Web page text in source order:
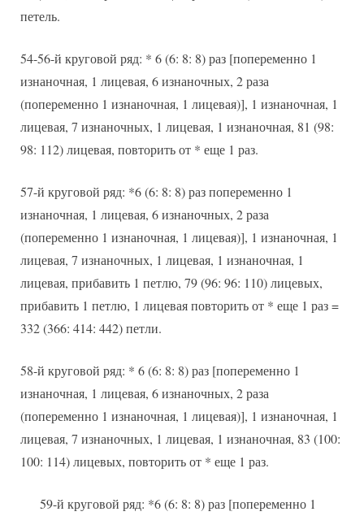
петель.
54-56-й круговой ряд: * 6 (6: 8: 8) раз [попеременно 1
изнаночная, 1 лицевая, 6 изнаночных, 2 раза
(попеременно 1 изнаночная, 1 лицевая)], 1 изнаночная, 1
лицевая, 7 изнаночных, 1 лицевая, 1 изнаночная, 81 (98:
98: 112) лицевая, повторить от * еще 1 раз.
57-й круговой ряд: *6 (6: 8: 8) раз попеременно 1
изнаночная, 1 лицевая, 6 изнаночных, 2 раза
(попеременно 1 изнаночная, 1 лицевая)], 1 изнаночная, 1
лицевая, 7 изнаночных, 1 лицевая, 1 изнаночная, 1
лицевая, прибавить 1 петлю, 79 (96: 96: 110) лицевых,
прибавить 1 петлю, 1 лицевая повторить от * еще 1 раз =
332 (366: 414: 442) петли.
58-й круговой ряд: * 6 (6: 8: 8) раз [попеременно 1
изнаночная, 1 лицевая, 6 изнаночных, 2 раза
(попеременно 1 изнаночная, 1 лицевая)], 1 изнаночная, 1
лицевая, 7 изнаночных, 1 лицевая, 1 изнаночная, 83 (100:
100: 114) лицевых, повторить от * еще 1 раз.
59-й круговой ряд: *6 (6: 8: 8) раз [попеременно 1